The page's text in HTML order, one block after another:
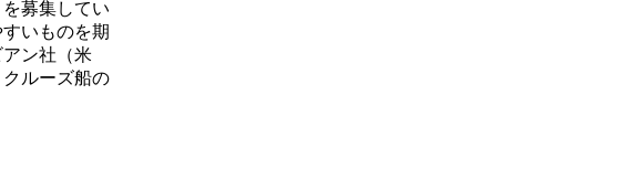
募集してい
いものを期
ン社（米
ルーズ船の